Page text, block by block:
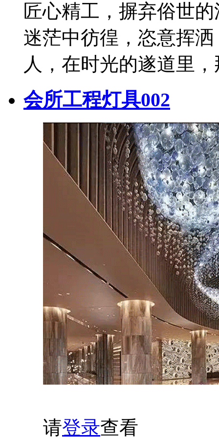
匠心精工，摒弃俗世
迷茫中彷徨，恣意挥
人，在时光的遂道里
会所工程灯具002
请登录查看